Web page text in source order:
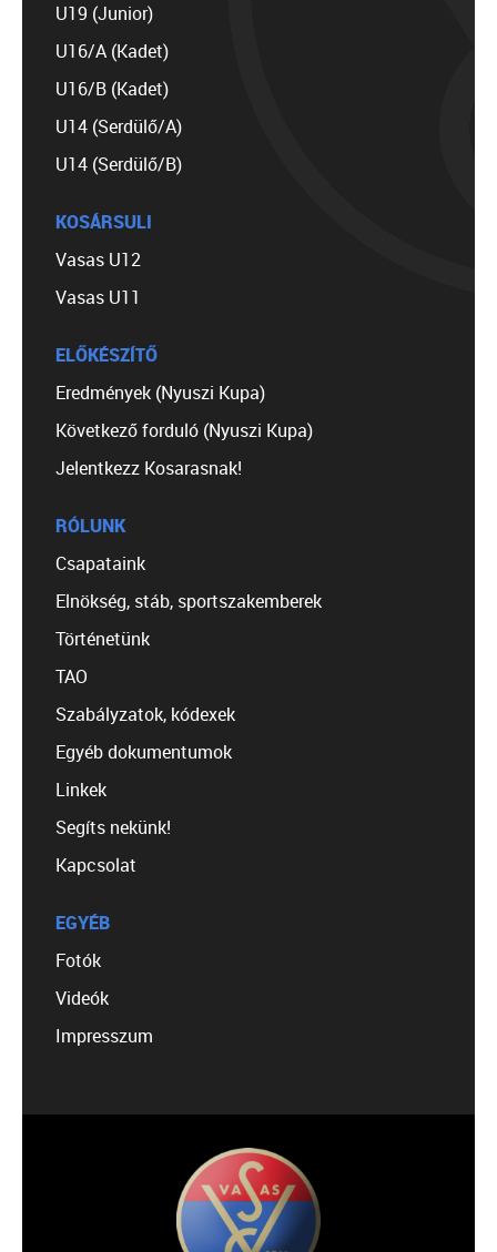
U19 (Junior)
U16/A (Kadet)
U16/B (Kadet)
U14 (Serdülő/A)
U14 (Serdülő/B)
KOSÁRSULI
Vasas U12
Vasas U11
ELŐKÉSZÍTŐ
Eredmények (Nyuszi Kupa)
Következő forduló (Nyuszi Kupa)
Jelentkezz Kosarasnak!
RÓLUNK
Csapataink
Elnökség, stáb, sportszakemberek
Történetünk
TAO
Szabályzatok, kódexek
Egyéb dokumentumok
Linkek
Segíts nekünk!
Kapcsolat
EGYÉB
Fotók
Videók
Impresszum